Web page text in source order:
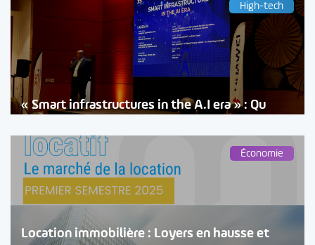
High-tech
« Smart infrastructures in the A.I era » : Qu
Économie
Location immobilière : Loyers en hausse et